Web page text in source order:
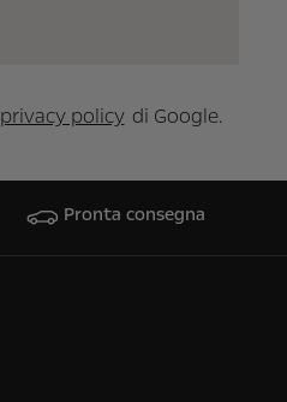
privacy policy di Google.
Pronta consegna